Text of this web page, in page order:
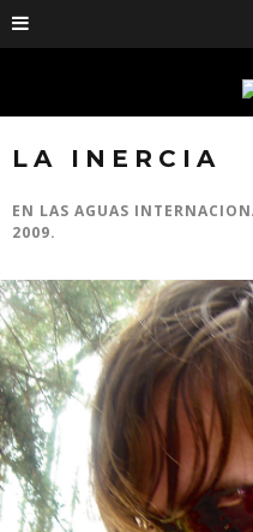
LA INERCIA
EN LAS AGUAS
2009.